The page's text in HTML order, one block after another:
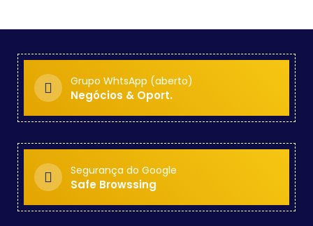
Grupo WhtsApp (aberto)
Negócios & Oport.
Segurança do Google
Safe Browssing